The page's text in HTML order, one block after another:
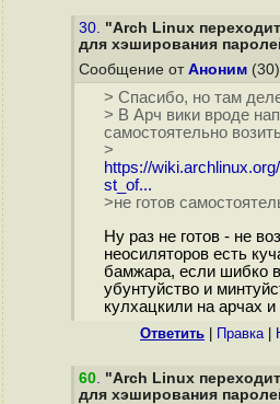
30. "Arch Linux
для хэширования
Сообщение от Аноним
> Спасибо, но там
> В Арч вики вроде
самостоятельно
>
https://
st_of...
>не готов
Ну раз не готов - не
неосиляторов есть
бамжара, если шибко
убунтуйство и
кулхацкили на арчах
Ответить Правка|
60. "Arch Linux
для хэширования